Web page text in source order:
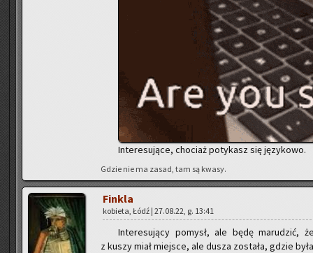
In­te­re­su­ją­ce, cho­ciaż po­ty­kasz się ję­zy­ko­wo.
Gdzie nie ma zasad, tam są kwasy.
Fin­kla
ko­bie­ta, Łódź | 27.08.22, g. 13:41
In­te­re­su­ją­cy po­mysł, ale będę ma­ru­dzić,
z kuszy miał miej­sce, ale dusza zo­sta­ła, gdzie